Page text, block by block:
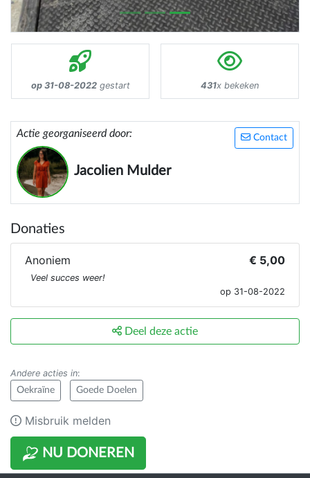
op 31-08-2022gestart 431x bekeken
Contact
Actie georganiseerd door:
Jacolien Mulder
NU DONEREN
Donaties
Anoniem € 5,00
Veel succes weer!
op 31-08-2022
Deel deze actie
Andere acties in:
Oekraïne Goede Doelen
Misbruik melden